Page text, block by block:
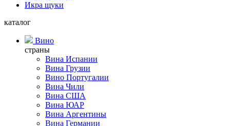
Икра щуки
каталог
Вино
страны
Вина Испании
Вина Грузии
Вино Португалии
Вина Чили
Вина США
Вина ЮАР
Вина Аргентины
Вина Германии